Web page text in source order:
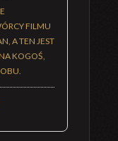
FILMU
A TEN JEST
KOGOŚ,